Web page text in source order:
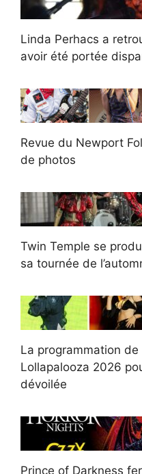
Linda Perhacs a
avoir été portée
Revue du Newport
de photos
Twin Temple se
sa tournée de
La programmation
Lollapalooza 2026
dévoilée
Prince of Darkness